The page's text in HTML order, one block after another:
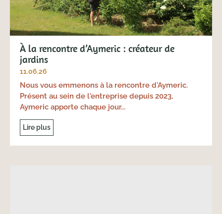
À la rencontre d’Aymeric : créateur de
jardins
11.06.26
Nous vous emmenons à la rencontre d'Aymeric.
Présent au sein de l'entreprise depuis 2023,
Aymeric apporte chaque jour...
Lire plus